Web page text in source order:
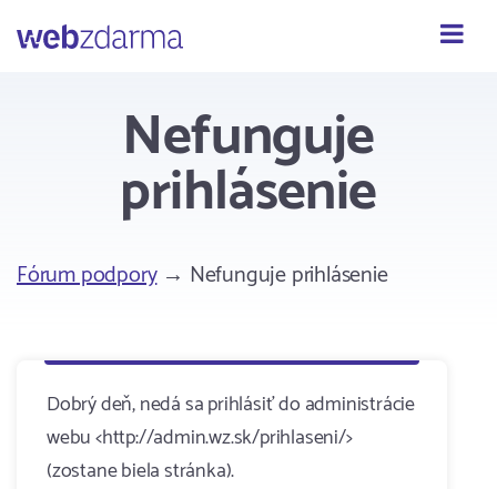
Webzdarma
Nefunguje
prihlásenie
Fórum podpory→ Nefunguje prihlásenie
Dobrý deň, nedá sa prihlásiť do administrácie
webu <http://admin.wz.sk/prihlaseni/>
(zostane biela stránka).